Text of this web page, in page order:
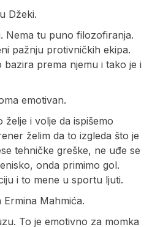
Džeki.
Nema tu puno filozofiranja.
pažnju protivničkih ekipa.
prema njemu i tako je i
emotivan.
i volje da ispišemo
želim da to izgleda što je
tehničke greške, ne uđe se
onda primimo gol.
i to mene u sportu ljuti.
Mahmića.
To je emotivno za momka